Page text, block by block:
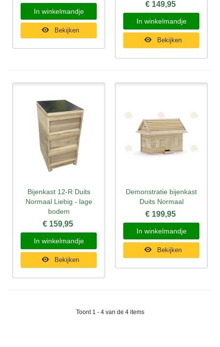
In winkelmandje
Bekijken
€ 149,95
In winkelmandje
Bekijken
Bijenkast 12-R Duits
Normaal Liebig - lage
bodem
€ 159,95
In winkelmandje
Bekijken
Demonstratie bijenkast
Duits Normaal
€ 199,95
In winkelmandje
Bekijken
Toont 1 - 4 van de 4 items